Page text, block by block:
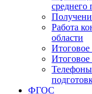
среднего
Работа
области
Итоговое
ФГОС